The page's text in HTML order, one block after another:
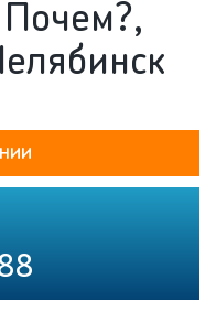
Почем?,